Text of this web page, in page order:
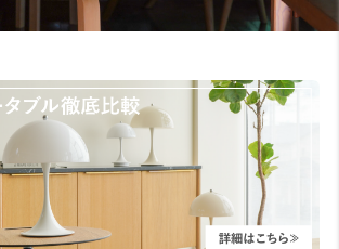
検索